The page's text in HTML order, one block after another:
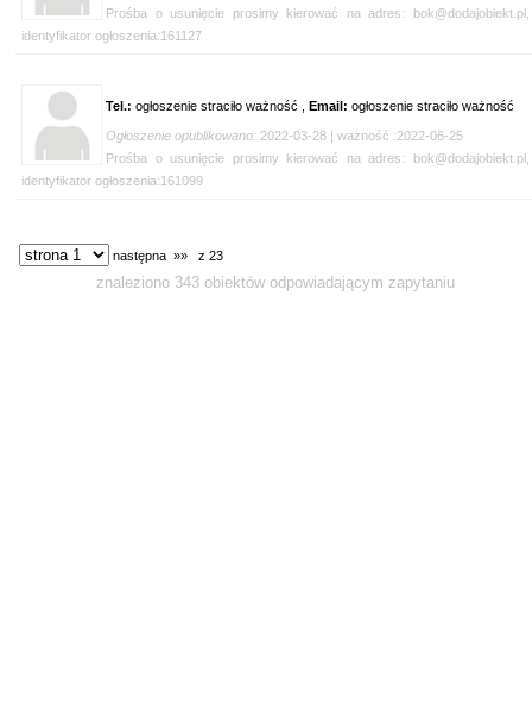
Prośba o usunięcie prosimy kierować na adres: bok@dodajobiekt.pl,
identyfikator ogłoszenia:161127
Tel.: ogłoszenie straciło ważność , Email: ogłoszenie straciło ważność
Ogłoszenie opublikowano: 2022-03-28 | ważność :2022-06-25
Prośba o usunięcie prosimy kierować na adres: bok@dodajobiekt.pl,
identyfikator ogłoszenia:161099
następna »» z 23
znaleziono 343 obiektów odpowiadającym zapytaniu